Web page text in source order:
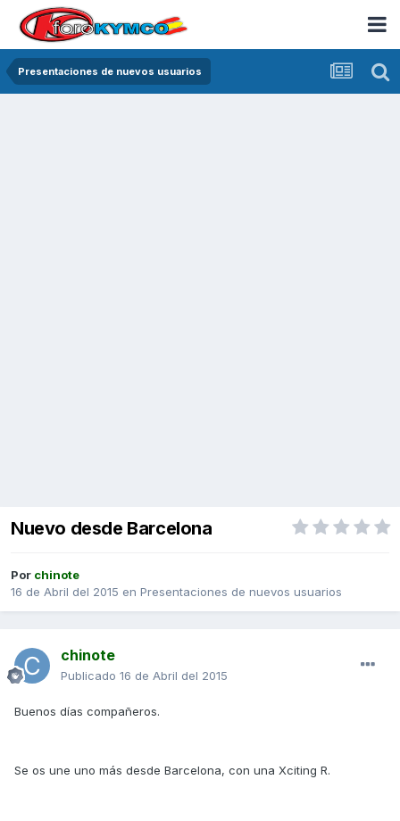
Presentaciones de nuevos usuarios
Nuevo desde Barcelona
Por chinote
16 de Abril del 2015 en Presentaciones de nuevos usuarios
chinote
Publicado 16 de Abril del 2015
Buenos días compañeros.
Se os une uno más desde Barcelona, con una Xciting R.